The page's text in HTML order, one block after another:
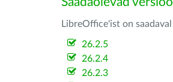
LibreOffice'ist on
26.2.5
26.2.4
26.2.3